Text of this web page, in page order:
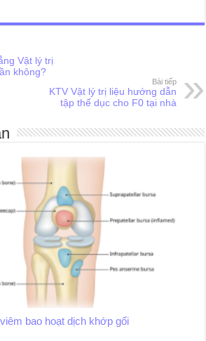
Vật lý trị
không?
Bài tiếp
KTV Vật lý trị liệu hướng dẫn
tập thể dục cho F0 tại nhà
bao hoạt dịch khớp gối